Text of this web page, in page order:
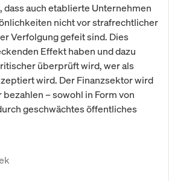
dass auch etablierte Unternehmen
nicht vor strafrechtlicher
Verfolgung gefeit sind. Dies
Effekt haben und dazu
überprüft wird, wer als
wird. Der Finanzsektor wird
– sowohl in Form von
geschwächtes öffentliches